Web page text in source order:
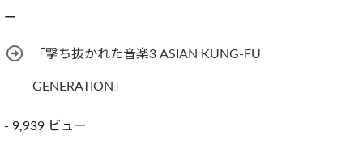
ー
「撃ち抜かれた音楽3 ASIAN KUNG-FU
GENERATION」
- 9,939 ビュー